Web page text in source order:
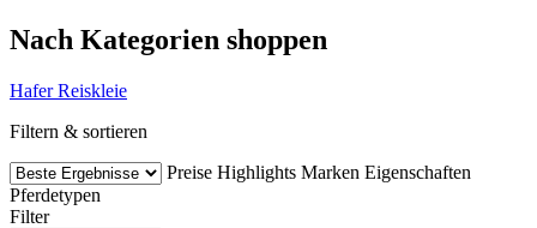
Nach Kategorien shoppen
Hafer Reiskleie
Filtern & sortieren
Preise Highlights Marken Eigenschaften
Pferdetypen
Filter